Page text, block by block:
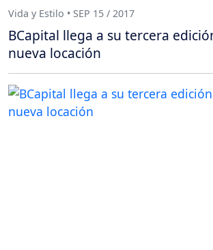
Vida y Estilo • SEP 15 / 2017
BCapital llega a su tercera
nueva locación